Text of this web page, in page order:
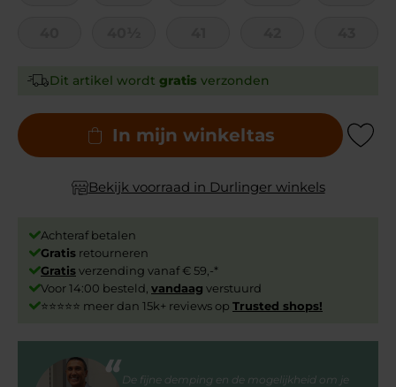
Dit artikel wordt gratis verzonden
In mijn winkeltas Add to
Bekijk voorraad in Durlinger winkels
Achteraf betalen
Gratis retourneren
Gratisverzending vanaf € 59,-*
Voor 14:00 besteld, vandaag verstuurd
⭐⭐⭐⭐⭐ meer dan 15k+ reviews op Trusted shops!
De fijne demping en de mogelijkheid om je